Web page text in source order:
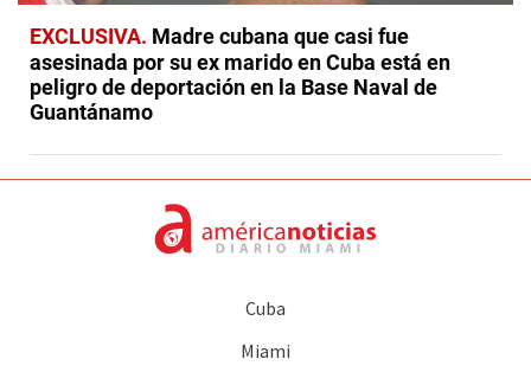
EXCLUSIVA Madre cubana que casi fue
asesinada por su ex marido en Cuba está en
peligro de deportación en la Base Naval de
Guantánamo
Cuba
Miami